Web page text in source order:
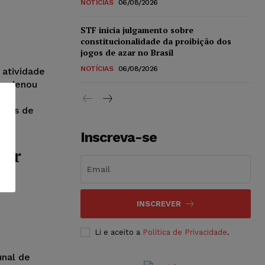
de
de
NOTÍCIAS 06/08/2026
STF inicia julgamento sobre
constitucionalidade da proibição dos
jogos de azar no Brasil
NOTÍCIAS 06/08/2026
Inscreva-se
INSCREVER
Li e aceito a Política de Privacidade.